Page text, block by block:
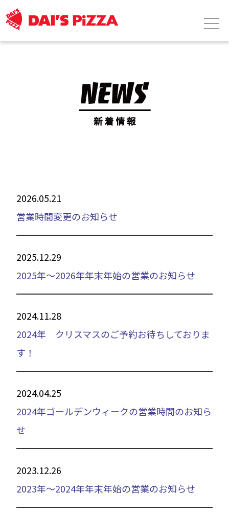
2026.05.21
営業時間変更のお知らせ
2025.12.29
2025年～2026年年末年始の営業のお知らせ
2024.11.28
2024年 クリスマスのご予約お待ちしておりま
す！
2024.04.25
2024年ゴールデンウィークの営業時間のお知ら
せ
2023.12.26
2023年～2024年年末年始の営業のお知らせ